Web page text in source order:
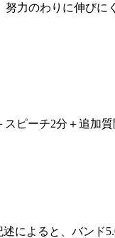
力のわりに伸びに
ピーチ2分＋追加
によると、バンド